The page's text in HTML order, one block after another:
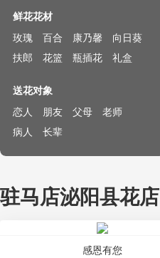
鲜花花材
玫瑰
百合 康乃馨
向日葵
扶郎
花篮 瓶插花 礼盒
送花对象
恋人
朋友 父母
老师
病人
长辈
驻马店泌阳县花店
感恩有您